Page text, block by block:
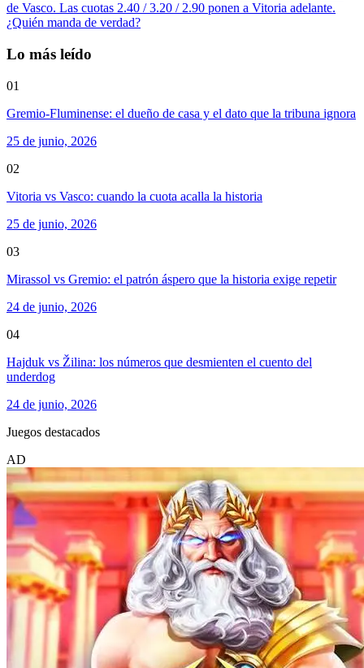
de Vasco. Las cuotas 2.40 / 3.20 / 2.90 ponen a Vitoria adelante.
¿Quién manda de verdad?
Lo más leído
01
Gremio-Fluminense: el dueño de casa y el dato que la tribuna ignora
25 de junio, 2026
02
Vitoria vs Vasco: cuando la cuota acalla la historia
25 de junio, 2026
03
Mirassol vs Gremio: el patrón áspero que la historia exige repetir
24 de junio, 2026
04
Hajduk vs Žilina: los números que desmienten el cuento del
underdog
24 de junio, 2026
Juegos destacados
AD